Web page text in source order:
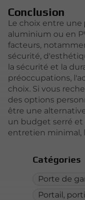
Catégories
Porte de
Portail,
Conclusion
Le choix entre une
aluminium ou en
facteurs,
sécurité,
la sécurité et la
préoccupations,
choix. Si vous
des options
être une
un budget serré et
entretien minimal,